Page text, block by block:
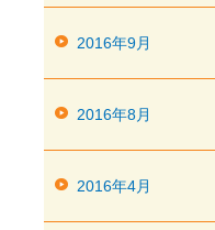
2016年9月
2016年8月
2016年4月